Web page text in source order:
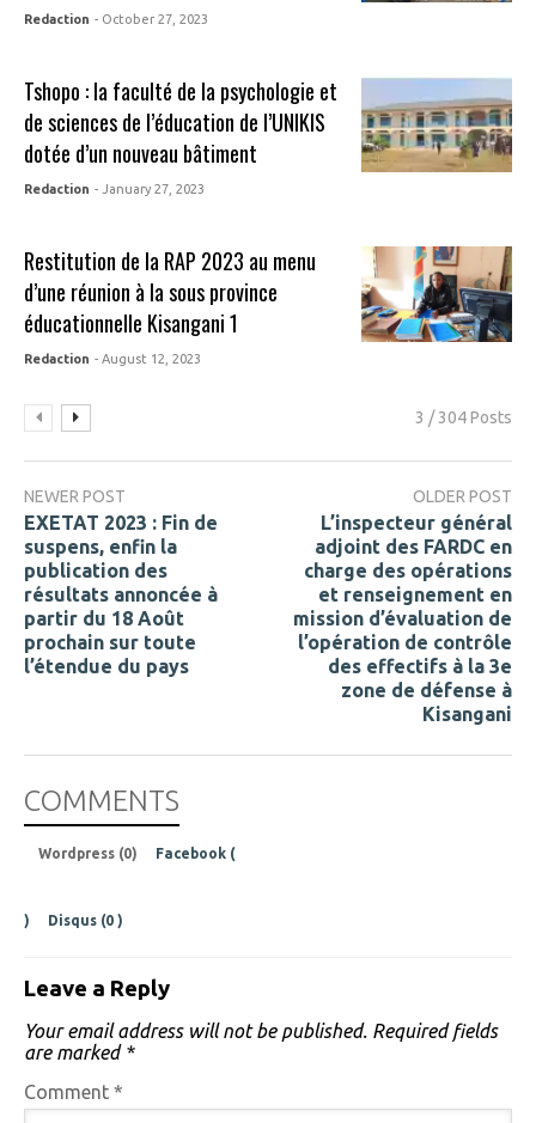
Redaction - October 27, 2023
Tshopo : la faculté de la psychologie et
de sciences de l’éducation de l’UNIKIS
dotée d’un nouveau bâtiment
Redaction - January 27, 2023
Restitution de la RAP 2023 au menu
d’une réunion à la sous province
éducationnelle Kisangani 1
Redaction - August 12, 2023
3 / 304 Posts
NEWER POST
EXETAT 2023 : Fin de
suspens, enfin la
publication des
résultats annoncée à
partir du 18 Août
prochain sur toute
l’étendue du pays
OLDER POST
L’inspecteur général
adjoint des FARDC en
charge des opérations
et renseignement en
mission d’évaluation de
l’opération de contrôle
des effectifs à la 3e
zone de défense à
Kisangani
COMMENTS
Wordpress (0) Facebook (
) Disqus (0 )
Leave a Reply
Your email address will not be published. Required fields
are marked *
Comment *